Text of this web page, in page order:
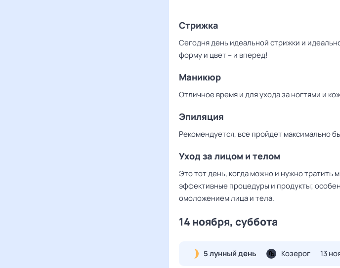
Стрижка
Сегодня день идеальной стрижки и
форму и цвет – и вперед!
Маникюр
Отличное время и для ухода за ногтями и
Эпиляция
Рекомендуется, все пройдет максимально
Уход за лицом и телом
Это тот день, когда можно и нужно тратить
эффективные процедуры и продукты;
омоложением лица и тела.
14 ноября, суббота
5 лунный день Козерог 13